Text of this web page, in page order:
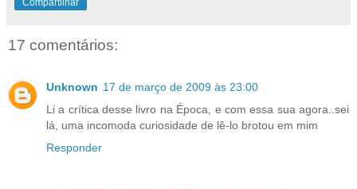
Compartilhar
17 comentários:
Unknown 17 de março de 2009 às 23:00
Li a crítica desse livro na Época, e com essa sua agora..sei
lá, uma incomoda curiosidade de lê-lo brotou em mim
Responder